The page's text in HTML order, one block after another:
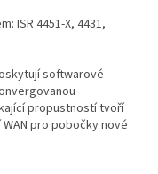
ISR 4451-X, 4431,
softwarové
propustností tvoří
pro pobočky nové